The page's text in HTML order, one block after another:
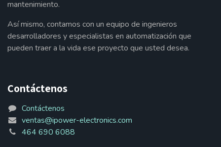
mantenimiento.
Así mismo, contamos con un equipo de ingenieros
desarrolladores y especialistas en automatización que
pueden traer a la vida ese proyecto que usted desea.
Contáctenos
Contáctenos
ventas@ipower-electronics.com
464 690 6088